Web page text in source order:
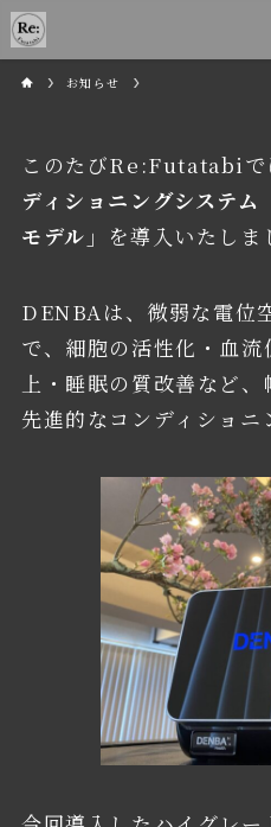
お知らせ
このたびRe:Futatabiで
ディショニングシステ
モデル」 を導入いたしま
DENBAは、微弱な電位
で、細胞の活性化・血
上・睡眠の質改善など
先進的なコンディショニ